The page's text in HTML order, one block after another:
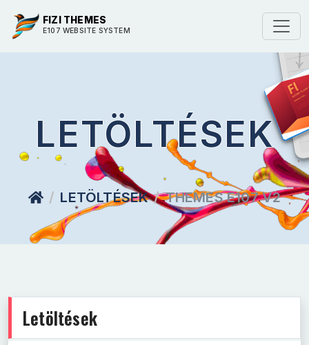
FIZI THEMES
E107 WEBSITE SYSTEM
LETÖLTÉSEK
LETÖLTÉSEK THEMES E107 V2
Letöltések